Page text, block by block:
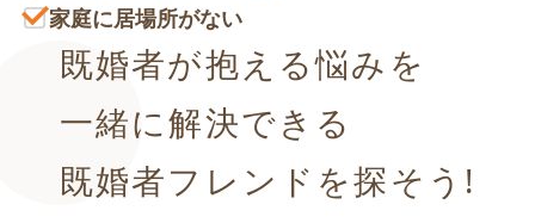
家庭に居場所がない
既婚者が抱える悩みを
一緒に解決できる
既婚者フレンドを探そう!